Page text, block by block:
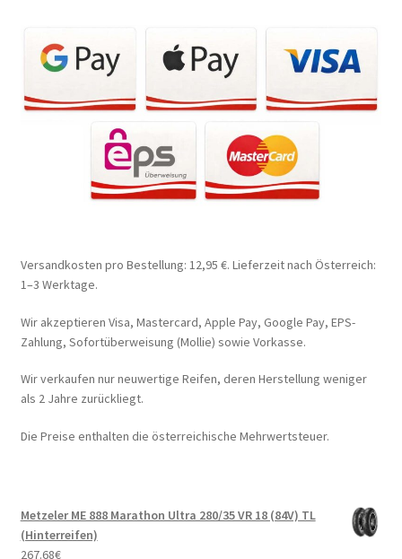
Versandkosten pro Bestellung: 12,95 €. Lieferzeit nach Österreich:
1–3 Werktage.
Wir akzeptieren Visa, Mastercard, Apple Pay, Google Pay, EPS-
Zahlung, Sofortüberweisung (Mollie) sowie Vorkasse.
Wir verkaufen nur neuwertige Reifen, deren Herstellung weniger
als 2 Jahre zurückliegt.
Die Preise enthalten die österreichische Mehrwertsteuer.
Metzeler ME 888 Marathon Ultra 280/35 VR 18 (84V) TL
(Hinterreifen)
267.68€